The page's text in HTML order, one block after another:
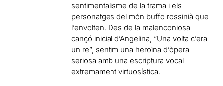
sentimentalisme de la trama i els
personatges del món buffo rossinià que
l’envolten. Des de la malenconiosa
cançó inicial d’Angelina, “Una volta c’era
un re”, sentim una heroïna d’òpera
seriosa amb una escriptura vocal
extremament virtuosística.